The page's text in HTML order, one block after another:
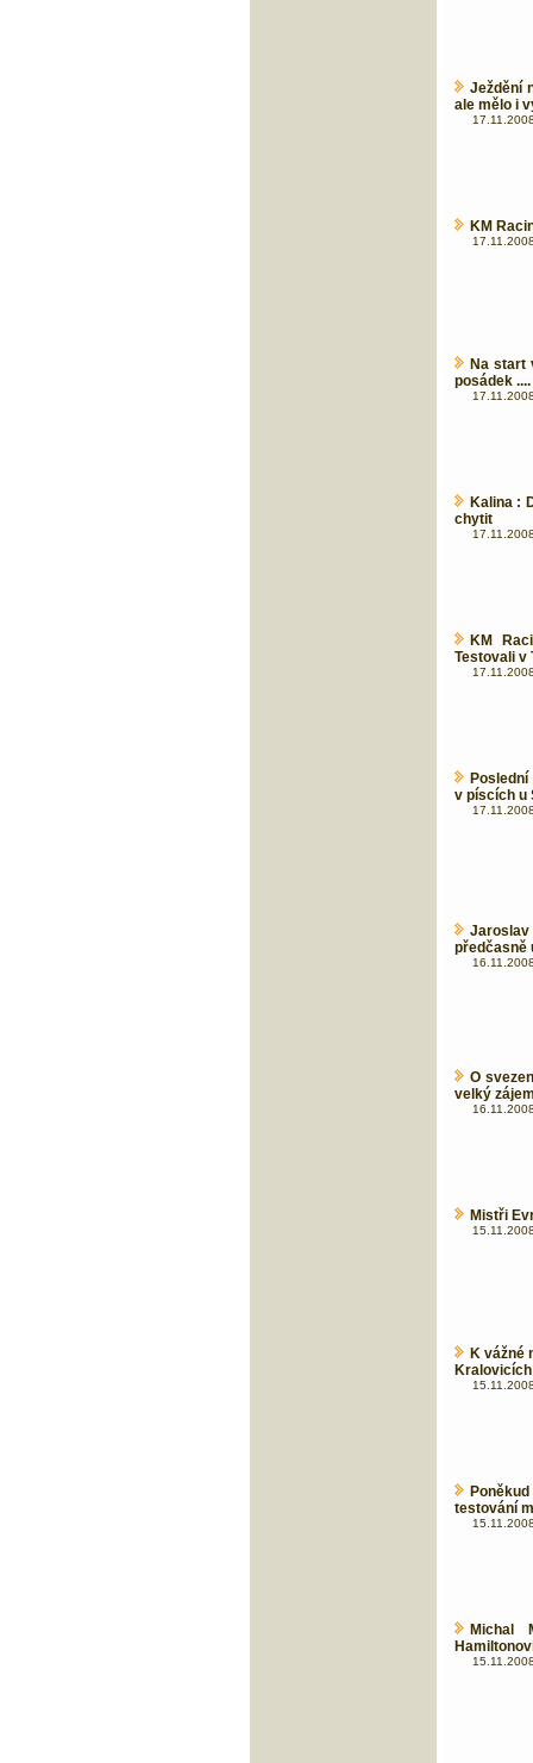
Ježdění
ale mělo i
KM
Na start
posádek ....
Kalina :
chytit
KM
Testovali v
v píscích u
předčasně
O
velký
Mistři
K vážné
Kralovicích
testování
Michal